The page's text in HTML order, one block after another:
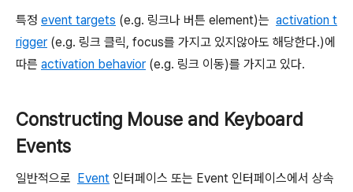
특정 event targets (e.g. 링크나 버튼 element)는 activation t
rigger (e.g. 링크 클릭, focus를 가지고 있지않아도 해당한다.)에
따른 activation behavior (e.g. 링크 이동)를 가지고 있다.
Constructing Mouse and Keyboard
Events
일반적으로 Event 인터페이스 또는 Event 인터페이스에서 상속